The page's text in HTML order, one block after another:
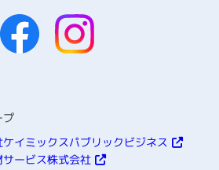
プ
イミックスパブリックビジネス
サービス株式会社